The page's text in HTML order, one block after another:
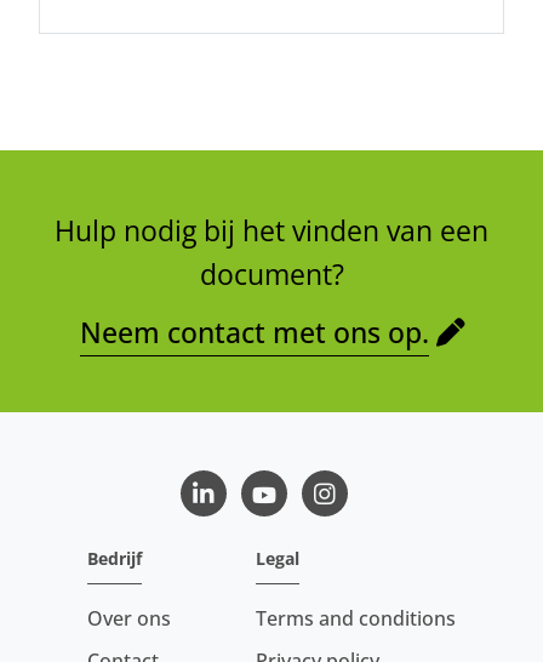
Hulp nodig bij het vinden van een
document?
Neem contact met ons op.
LinkedInYoutubeInstagram
Bedrijf
Over ons
Legal
Terms and conditions